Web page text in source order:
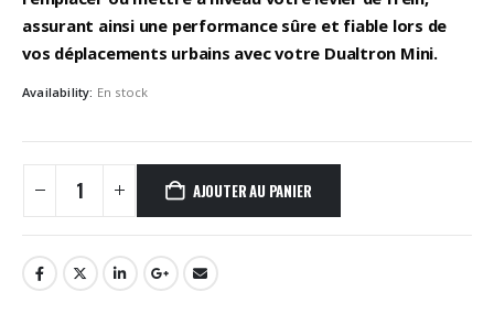
assurant ainsi une performance sûre et fiable lors de
vos déplacements urbains avec votre Dualtron Mini.
Availability: En stock
AJOUTER AU PANIER